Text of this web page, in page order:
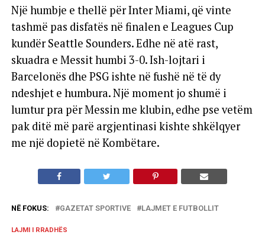
Një humbje e thellë për Inter Miami, që vinte
tashmë pas disfatës në finalen e Leagues Cup
kundër Seattle Sounders. Edhe në atë rast,
skuadra e Messit humbi 3-0. Ish-lojtari i
Barcelonës dhe PSG ishte në fushë në të dy
ndeshjet e humbura. Një moment jo shumë i
lumtur pra për Messin me klubin, edhe pse vetëm
pak ditë më parë argjentinasi kishte shkëlqyer
me një dopietë në Kombëtare.
NË FOKUS: GAZETAT SPORTIVE LAJMET E FUTBOLLIT
LAJMI I RRADHËS